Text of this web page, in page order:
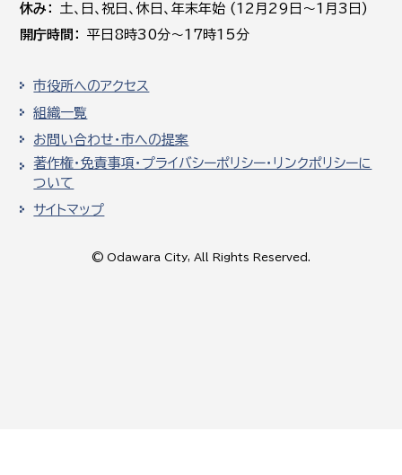
休み
土､日､祝日、休日、年末年始 (12月29日～1月3日)
開庁時間
平日8時30分～17時15分
市役所へのアクセス
組織一覧
お問い合わせ・市への提案
著作権・免責事項・プライバシーポリシー・リンクポリシーに
ついて
サイトマップ
© Odawara City, All Rights Reserved.